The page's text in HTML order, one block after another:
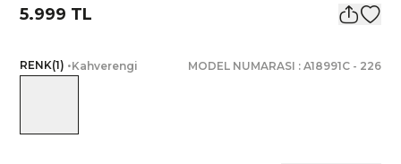
5.999 TL
RENK(1) •Kahverengi MODEL NUMARASI : A18991C- 226